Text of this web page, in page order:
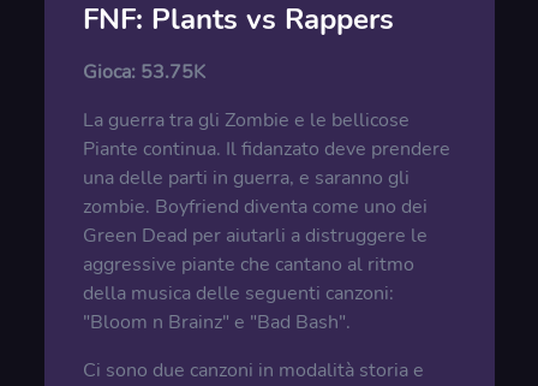
FNF: Plants vs Rappers
Gioca: 53.75K
La guerra tra gli Zombie e le bellicose
Piante continua. Il fidanzato deve prendere
una delle parti in guerra, e saranno gli
zombie. Boyfriend diventa come uno dei
Green Dead per aiutarli a distruggere le
aggressive piante che cantano al ritmo
della musica delle seguenti canzoni:
"Bloom n Brainz" e "Bad Bash".
Ci sono due canzoni in modalità storia e